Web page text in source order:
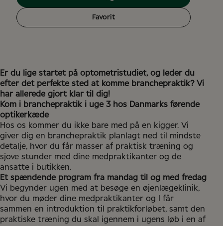
Favorit
Er du lige startet på optometristudiet, og leder du
efter det perfekte sted at komme branchepraktik? Vi
har allerede gjort klar til dig!
Kom i branchepraktik i uge 3 hos Danmarks førende
optikerkæde
Hos os kommer du ikke bare med på en kigger. Vi
giver dig en branchepraktik planlagt ned til mindste
detalje, hvor du får masser af praktisk træning og
sjove stunder med dine medpraktikanter og de
ansatte i butikken.
Et spændende program fra mandag til og med fredag
Vi begynder ugen med at besøge en øjenlægeklinik,
hvor du møder dine medpraktikanter og I får
sammen en introduktion til praktikforløbet, samt den
praktiske træning du skal igennem i ugens løb i en af